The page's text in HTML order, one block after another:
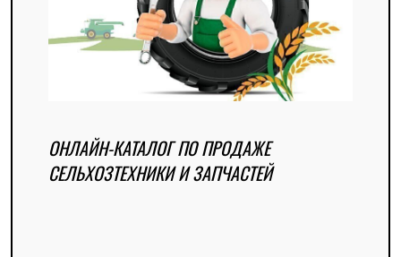
ОНЛАЙН-КАТАЛОГ ПО ПРОДАЖЕ
СЕЛЬХОЗТЕХНИКИ И ЗАПЧАСТЕЙ